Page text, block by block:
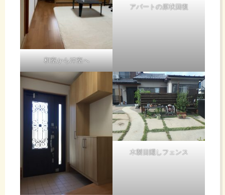
和室から洋室へ
アパートの原状回復
木製目隠しフェンス